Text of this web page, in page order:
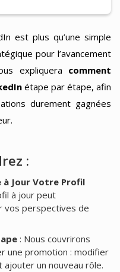
est plus qu’une simple
pour l’avancement
expliquera comment
étape par étape, afin
durement gagnées
:
Jour Votre Profil
à jour peut
vos perspectives de
: Nous couvrirons
une promotion : modifier
un nouveau rôle.